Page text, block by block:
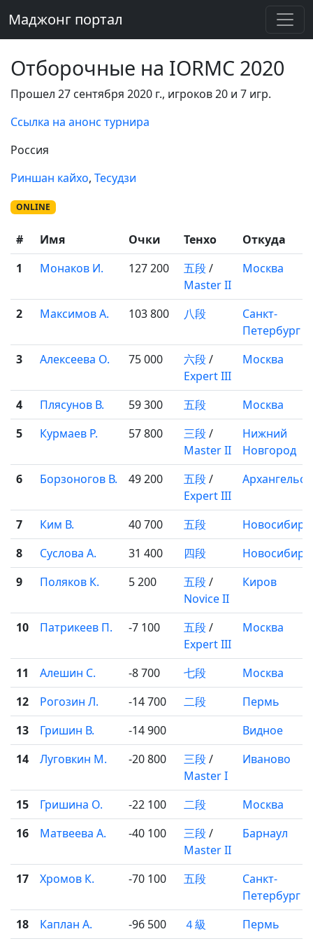
Маджонг портал
Отборочные на IORMC 2020
Прошел 27 сентября 2020 г., игроков 20 и 7 игр.
Ссылка на анонс турнира
Россия
Риншан кайхо, Тесудзи
ONLINE
# Имя Очки Тенхо
Откуда
1
Монаков И. 127 200 五段/
Master II
Москва
2 Максимов А. 103 800 八段
Санкт-
Петербург
3
Алексеева О. 75 000 六段/
Expert III
Москва
4 Плясунов В. 59 300 五段
Москва
5
Курмаев Р. 57 800 三段/
Master II
Нижний
Новгород
6
Борзоногов В. 49 200 五段/
Expert III
Архангельск
7 Ким В. 40 700 五段
8
Суслова А. 31 400 四段
9
Поляков К. 5 200 五段/
Novice II
Киров
10 Патрикеев П. -7 100 五段/
Expert III
Москва
11 Алешин С. -8 700 七段
Москва
12
Рогозин Л. -14 700 二段
Пермь
13
Гришин В. -14 900
Видное
14
Луговкин М. -20 800 三段/
Master I
Иваново
15 Гришина О. -22 100 二段
Москва
16
Матвеева А. -40 100 三段/
Master II
Барнаул
17 Хромов К. -70 100 五段
Санкт-
Петербург
18
Каплан А. -96 500 ４級 Пермь